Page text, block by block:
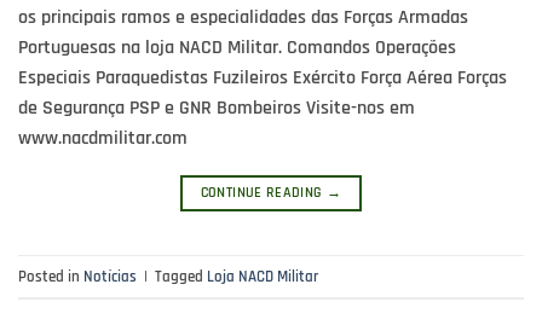
os principais ramos e especialidades das Forças Armadas
Portuguesas na loja NACD Militar. Comandos Operações
Especiais Paraquedistas Fuzileiros Exército Força Aérea Forças
de Segurança PSP e GNR Bombeiros Visite-nos em
www.nacdmilitar.com
CONTINUE READING →
Posted in Notícias | Tagged Loja NACD Militar